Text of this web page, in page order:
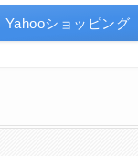
Yahooショッピング